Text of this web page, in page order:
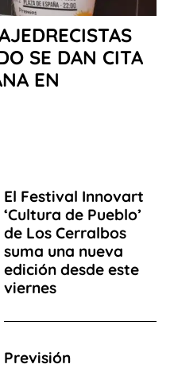
SE DAN CITA
EN
El Festival Innovart
‘Cultura de Pueblo’
de Los Cerralbos
suma una nueva
edición desde este
viernes
Previsión